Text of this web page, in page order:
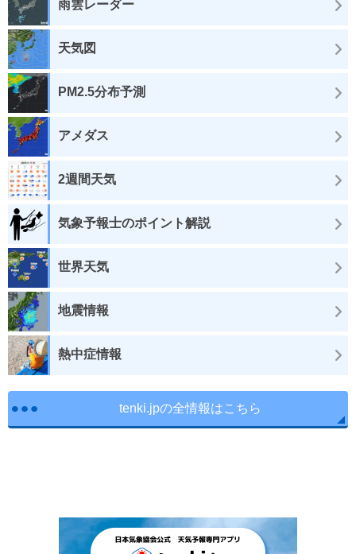
雨雲レーダー
天気図
PM2.5分布予測
アメダス
2週間天気
気象予報士のポイント解説
世界天気
地震情報
熱中症情報
tenki.jpの全情報はこちら